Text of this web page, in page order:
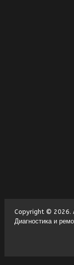
Copyright © 2026.
Диагностика и